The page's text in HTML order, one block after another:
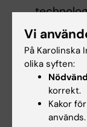
Disabil
10.1080/
9. PMID:
https://
Nabsen
Vi
På
olika syften:
korrekt.
Kakor för
används.